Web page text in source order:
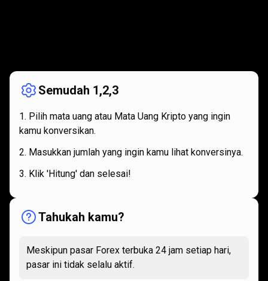
kerjanya
Semudah 1,2,3
Pilih mata uang atau Mata Uang Kripto yang ingin
kamu konversikan.
Masukkan jumlah yang ingin kamu lihat konversinya.
Klik 'Hitung' dan selesai!
Tahukah kamu?
Meskipun pasar Forex terbuka 24 jam setiap hari,
pasar ini tidak selalu aktif.